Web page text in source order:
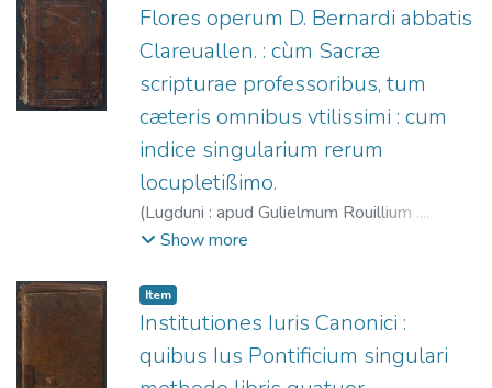
Flores operum D. Bernardi abbatis
Clareuallen. : cùm Sacræ
scripturae professoribus, tum
cæteris omnibus vtilissimi : cum
indice singularium rerum
locupletißimo.
(Lugduni : apud Gulielmum Rouillium ...,
1564)Bernardo de Claraval, Santo, 1091?
Show more
Item
Institutiones Iuris Canonici :
quibus Ius Pontificium singulari